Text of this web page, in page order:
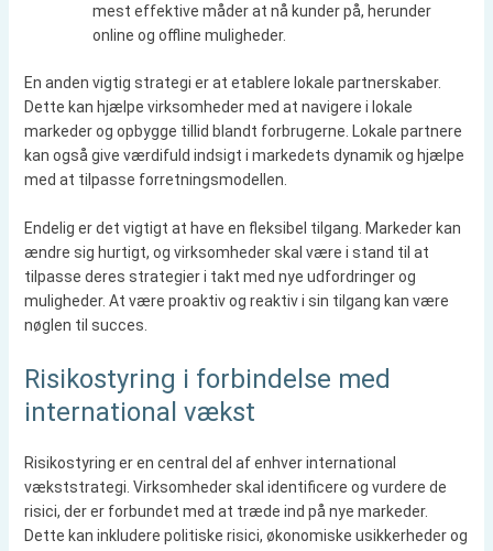
mest effektive måder at nå kunder på, herunder
online og offline muligheder.
En anden vigtig strategi er at etablere lokale partnerskaber.
Dette kan hjælpe virksomheder med at navigere i lokale
markeder og opbygge tillid blandt forbrugerne. Lokale partnere
kan også give værdifuld indsigt i markedets dynamik og hjælpe
med at tilpasse forretningsmodellen.
Endelig er det vigtigt at have en fleksibel tilgang. Markeder kan
ændre sig hurtigt, og virksomheder skal være i stand til at
tilpasse deres strategier i takt med nye udfordringer og
muligheder. At være proaktiv og reaktiv i sin tilgang kan være
nøglen til succes.
Risikostyring i forbindelse med
international vækst
Risikostyring er en central del af enhver international
vækststrategi. Virksomheder skal identificere og vurdere de
risici, der er forbundet med at træde ind på nye markeder.
Dette kan inkludere politiske risici, økonomiske usikkerheder og